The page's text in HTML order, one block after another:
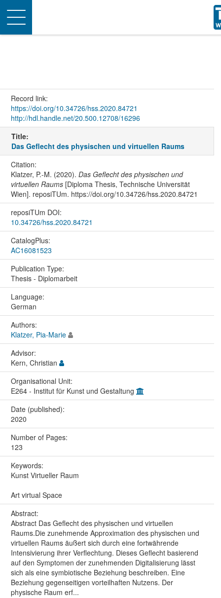
Toggle
navigation
Record link:
https://doi.org/10.34726/hss.2020.84721
http://hdl.handle.net/20.500.12708/16296
Title:
Das Geflecht des physischen und virtuellen Raums
Citation:
Klatzer, P.-M. (2020). Das Geflecht des physischen und
virtuellen Raums[Diploma Thesis, Technische Universität
Wien]. reposiTUm. https://doi.org/10.34726/hss.2020.84721
reposiTUm DOI:
10.34726/hss.2020.84721
CatalogPlus:
AC16081523
Publication Type:
Thesis - Diplomarbeit
Language:
German
Authors:
Klatzer, Pia-Marie
Advisor:
Kern, Christian
Organisational Unit:
E264 - Institut für Kunst und Gestaltung
Date (published):
2020
Number of Pages:
123
Keywords:
Kunst Virtueller Raum
Art virtual Space
Abstract:
Abstract Das Geflecht des physischen und virtuellen
Raums.Die zunehmende Approximation des physischen und
virtuellen Raums äußert sich durch eine fortwährende
Intensivierung ihrer Verflechtung. Dieses Geflecht basierend
auf den Symptomen der zunehmenden Digitalisierung lässt
sich als eine symbiotische Beziehung beschreiben. Eine
Beziehung gegenseitigen vorteilhaften Nutzens. Der
physische Raum erf...